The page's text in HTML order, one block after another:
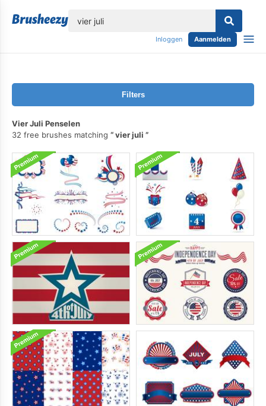
Inloggen Aanmelden
Filters
Vier Juli Penselen
32 free brushes matching
vier juli